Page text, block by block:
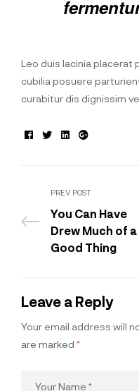
Leo duis lacinia
cubilia posuere
curabitur dis dignissim
Facebook
TwitterLinkedin
Google+
PREV POST
You Can Have
Drew Much of a
Good Thing
Leave a Reply
Your email address will
are marked *